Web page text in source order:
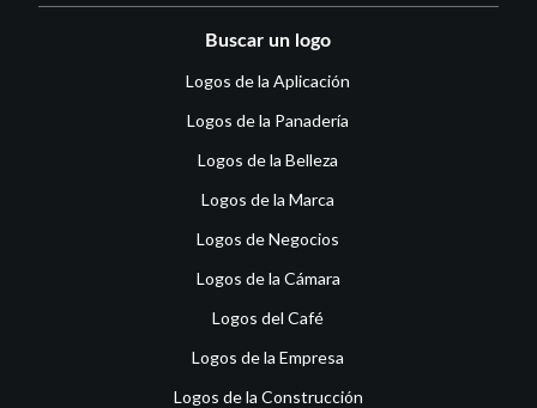
Buscar un logo
Logos de la Aplicación
Logos de la Panadería
Logos de la Belleza
Logos de la Marca
Logos de Negocios
Logos de la Cámara
Logos del Café
Logos de la Empresa
Logos de la Construcción